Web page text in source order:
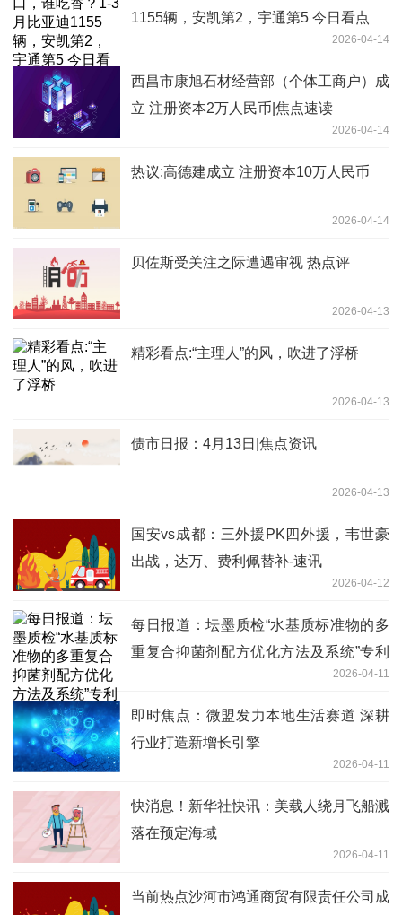
1155辆，安凯第2，宇通第5 今日看点
2026-04-14
西昌市康旭石材经营部（个体工商户）成
立 注册资本2万人民币|焦点速读
2026-04-14
热议:高德建成立 注册资本10万人民币
2026-04-14
贝佐斯受关注之际遭遇审视 热点评
2026-04-13
精彩看点:“主理人”的风，吹进了浮桥
2026-04-13
债市日报：4月13日|焦点资讯
2026-04-13
国安vs成都：三外援PK四外援，韦世豪
出战，达万、费利佩替补-速讯
2026-04-12
每日报道：坛墨质检“水基质标准物的多
重复合抑菌剂配方优化方法及系统”专利
2026-04-11
即时焦点：微盟发力本地生活赛道 深耕
行业打造新增长引擎
2026-04-11
快消息！新华社快讯：美载人绕月飞船溅
落在预定海域
2026-04-11
当前热点沙河市鸿通商贸有限责任公司成